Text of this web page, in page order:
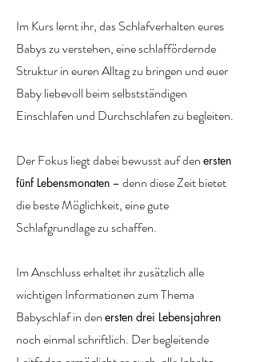
Im Kurs lernt ihr, das Schlafverhalten eures
Babys zu verstehen, eine schlaffördernde
Struktur in euren Alltag zu bringen und euer
Baby liebevoll beim selbstständigen
Einschlafen und Durchschlafen zu begleiten.
Der Fokus liegt dabei bewusst auf den ersten
fünf Lebensmonaten – denn diese Zeit bietet
die beste Möglichkeit, eine gute
Schlafgrundlage zu schaffen.
Im Anschluss erhaltet ihr zusätzlich alle
wichtigen Informationen zum Thema
Babyschlaf in den ersten drei Lebensjahren
noch einmal schriftlich. Der begleitende